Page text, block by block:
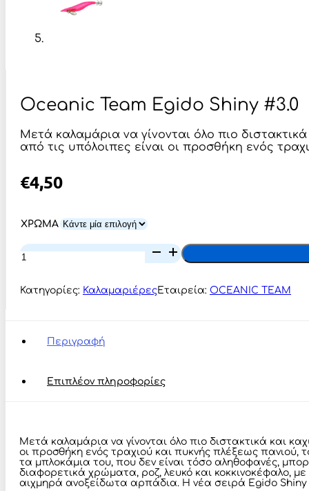
Oceanic Team Egido Shiny #3.0
Μετά καλαμάρια να γίνονται όλο πιο
από τις υπόλοιπες είναι οι προσθήκη ενός
€4,50
ΧΡΩΜΑ
Oceanic
Team
Shiny
Κατηγορίες: ΚαλαμαριέρεςΕταιρεία: OCEANIC TEAM
Περιγραφή
Επιπλέον πληροφορίες
Μετά καλαμάρια να γίνονται όλο πιο διστακτικά και
οι προσθήκη ενός τραχιού και πυκνής πλέξεως πανιού,
τα μπλοκάμια του, που δεν είναι τόσο αληθοφανές,
διαφορετικά χρώματα, ροζ, λευκό και κοκκινοκέφαλο,
αιχμηρά ανοξείδωτα αρπάδια. Η νέα σειρά Egido Shiny